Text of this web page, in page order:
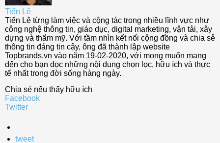
Tiến Lê
Tiến Lê từng làm việc và cộng tác trong nhiều lĩnh vực như
công nghệ thông tin, giáo dục, digital marketing, vận tải, xây
dựng và thẩm mỹ. Với tầm nhìn kết nối cộng đồng và chia sẻ
thông tin đáng tin cậy, ông đã thành lập website
Topbrands.vn vào năm 19-02-2020, với mong muốn mang
đến cho bạn đọc những nội dung chọn lọc, hữu ích và thực
tế nhất trong đời sống hàng ngày.
Chia sẻ nếu thấy hữu ích
Facebook
Twitter
tweet